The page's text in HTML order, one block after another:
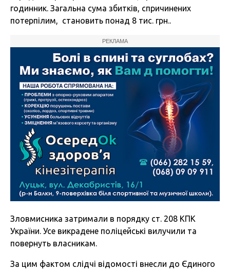
годинник. Загальна сума збитків, спричинених
потерпілим, становить понад 8 тис. грн..
РЕКЛАМА
Зловмисника затримали в порядку ст. 208 КПК
України. Усе викрадене поліцейські вилучили та
повернуть власникам.
За цим фактом слідчі відомості внесли до Єдиного